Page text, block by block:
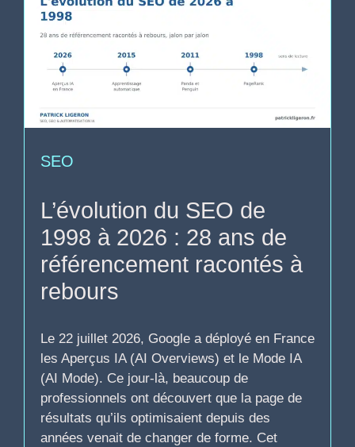
SEO
L’évolution du SEO de
1998 à 2026 : 28 ans de
référencement racontés à
rebours
Le 22 juillet 2026, Google a déployé en France
les Aperçus IA (AI Overviews) et le Mode IA
(AI Mode). Ce jour-là, beaucoup de
professionnels ont découvert que la page de
résultats qu’ils optimisaient depuis des
années venait de changer de forme. Cet